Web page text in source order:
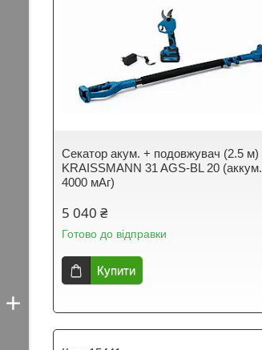
Секатор акум. + подовжувач (2.5 м)
KRAISSMANN 31 AGS-BL 20 (аккум.
4000 мАг)
5 040 ₴
Готово до відправки
Купити